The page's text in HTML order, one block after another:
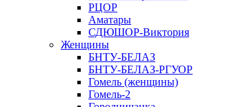
РЦОР
Аматары
СДЮШОР-Виктория
Женщины
БНТУ-БЕЛАЗ
БНТУ-БЕЛАЗ-РГУОР
Гомель (женщины)
Гомель-2